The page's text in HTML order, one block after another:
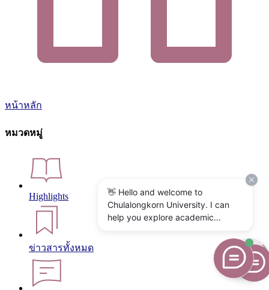
หน้าหลัก
หมวดหมู่
Highlights
ข่าวสารทั้งหมด
👋 Hello and welcome to
Chulalongkorn University. I can
help you explore academic